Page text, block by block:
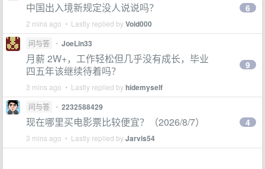
中国出入境新规定没人说说吗？
2 mins ago • Lastly replied byVoid000
6
问与答 • JoeLin33
月薪 2W+，工作轻松但几乎没有成长，毕业
四五年该继续待着吗？
3 mins ago • Lastly replied byhidemyself
9
问与答 • 2232588429
现在哪里买电影票比较便宜？（2026/8/7）
3 mins ago • Lastly replied byJarvis54
4